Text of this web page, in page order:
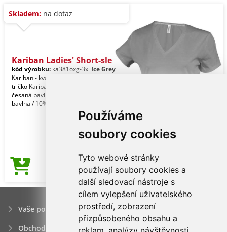
Používáme
soubory cookies
Tyto webové stránky
používají soubory cookies a
další sledovací nástroje s
cílem vylepšení uživatelského
prostředí, zobrazení
přizpůsobeného obsahu a
Skladem: na dotaz
Kariban Ladies' Short-sle
kód výrobku: ka381oxg-3xl Ice Grey
Kariban - kvalitní značkové dámské
tričko Kariban 100% enzymem opraná
česaná bavlna (Oxfordská šedá: 90%
bavlna / 10% vi
Cena od126,71Kč
Vaše poptávka
Obchodní podmínky